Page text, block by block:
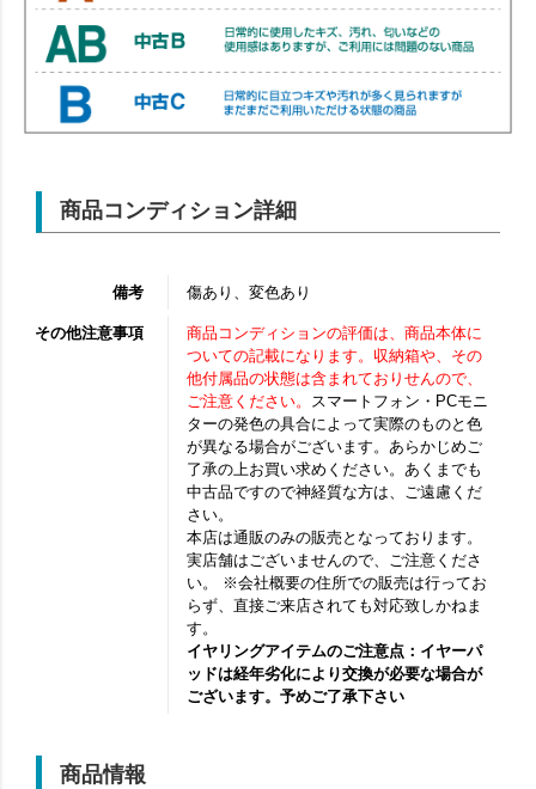
商品コンディション詳細
備考 傷あり、変色あり
その他注意事項
商品コンディションの評価は、商品本体に
ついての記載になります。収納箱や、その
他付属品の状態は含まれておりせんので、
ご注意ください。 スマートフォン・PCモニ
ターの発色の具合によって実際のものと色
が異なる場合がございます。あらかじめご
了承の上お買い求めください。あくまでも
中古品ですので神経質な方は、ご遠慮くだ
さい。
本店は通販のみの販売となっております。
実店舗はございませんので、ご注意くださ
い。 ※会社概要の住所での販売は行ってお
らず、直接ご来店されても対応致しかねま
す。
イヤリングアイテムのご注意点：イヤーパ
ッドは経年劣化により交換が必要な場合が
ございます。予めご了承下さい
商品情報